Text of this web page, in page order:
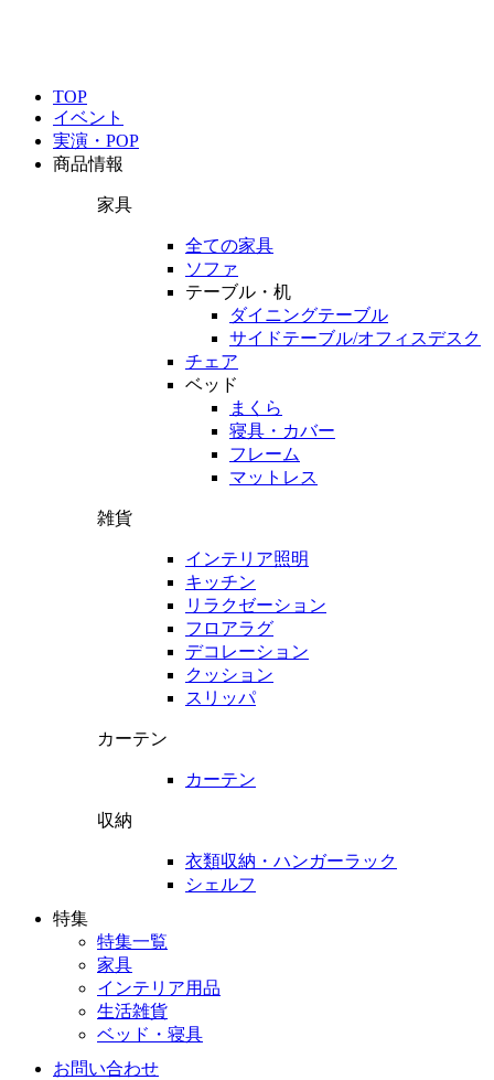
TOP
イベント
実演・POP
商品情報
家具
全ての家具
ソファ
テーブル・机
ダイニングテーブル
サイドテーブル/オフィスデスク
チェア
ベッド
まくら
寝具・カバー
フレーム
マットレス
雑貨
インテリア照明
キッチン
リラクゼーション
フロアラグ
デコレーション
クッション
スリッパ
カーテン
カーテン
収納
衣類収納・ハンガーラック
シェルフ
特集
特集一覧
家具
インテリア用品
生活雑貨
ベッド・寝具
お問い合わせ